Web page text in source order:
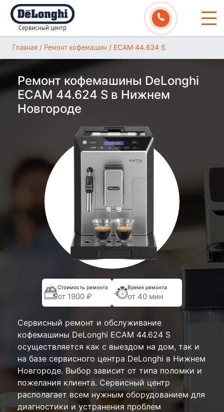
Сервисный центр
Главная / Ремонт кофемашин / ECAM 44.624 S
Ремонт кофемашины DeLonghi
ECAM 44.624 S в Нижнем
Новгороде
Стоимость ремонта
от 1900 ₽
Время ремонта
от 40 мин
Сервисный ремонт и обслуживание
кофемашины DeLonghi ECAM 44.624 S
осуществляется как с выездом на дом, так и
на базе сервисного центра DeLonghi в Нижнем
Новгороде. Выбор зависит от типа поломки и
пожелания клиента. Сервисный центр
располагает всем нужным оборудованием для
диагностики и устранения проблем